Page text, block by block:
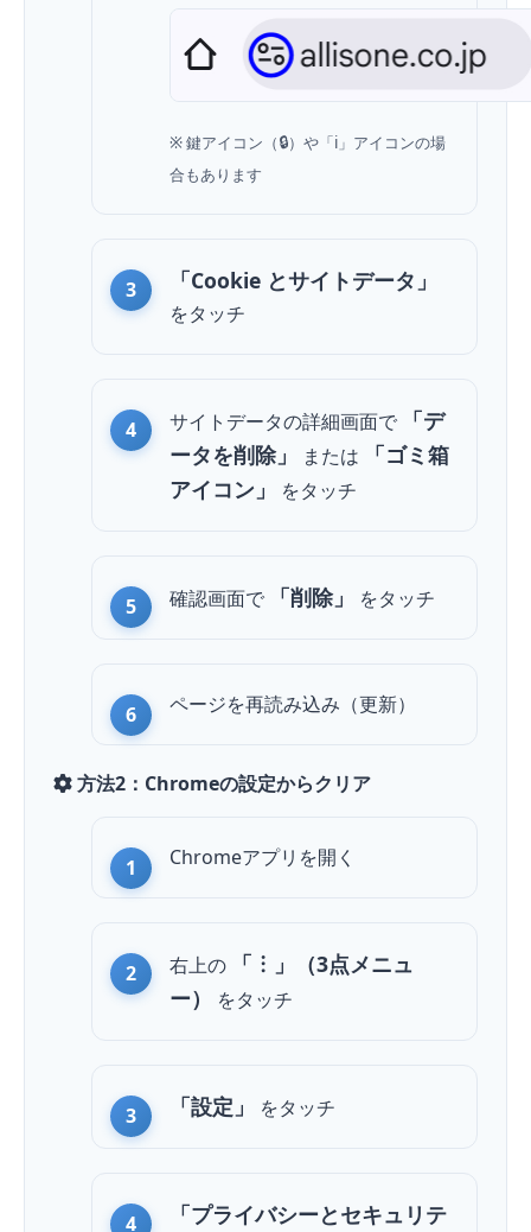
※ 鍵アイコン（🔒）や「i」アイコンの場
合もあります
「Cookie とサイトデータ」
をタッチ
サイトデータの詳細画面で
「デ
ータを削除」
または
「ゴミ箱
アイコン」
をタッチ
確認画面で 「削除」 をタッチ
ページを再読み込み（更新）
方法2：Chromeの設定からクリア
Chromeアプリを開く
右上の
「︙」（3点メニュ
ー）
をタッチ
「設定」 をタッチ
「プライバシーとセキュリテ